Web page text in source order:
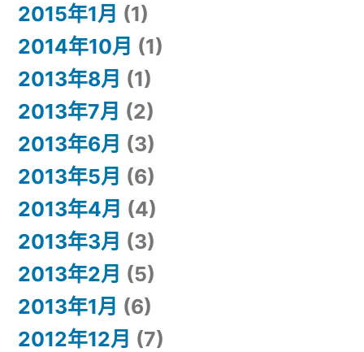
2015年1月 (1)
2014年10月 (1)
2013年8月 (1)
2013年7月 (2)
2013年6月 (3)
2013年5月 (6)
2013年4月 (4)
2013年3月 (3)
2013年2月 (5)
2013年1月 (6)
2012年12月 (7)